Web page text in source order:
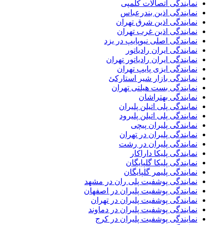
نمایندگی اتصالات کلمپی
نمایندگی اذین بندرعباس
نمایندگی اذین شرق تهران
نمایندگی اذین غرب تهران
نمایندگی اصلی نیوپایپ در یزد
نمایندگی ایران رادیاتور
نمایندگی ایران رادیاتور تهران
نمایندگی ایزی پایپ تهران
نمایندگی بازار شیر استارکئ
نمایندگی بست هیلتی تهران
نمایندگی بهتراشان
نمایندگی پلی اتیلن پلیران
نمایندگی پلی اتیلن پلیرود
نمایندگی پلیران پیچی
نمایندگی پلیران در تهران
نمایندگی پلیران در رشت
نمایندگی پلیکا داراکار
نمایندگی پلیکا گلپایگان
نمایندگی پلیمر گلپایگان
نمایندگی پوشفیت پلی ران در مشهد
نمایندگی پوشفیت پلیران در اصفهان
نمایندگی پوشفیت پلیران در تهران
نمایندگی پوشفیت پلیران در دماوند
نمایندگی پوشفیت پلیران در کرج